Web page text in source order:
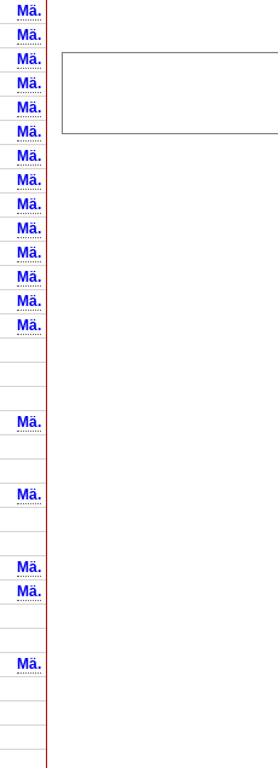
Mä.
Mä.
Mä.
Mä.
Mä.
Mä.
Mä.
Mä.
Mä.
Mä.
Mä.
Mä.
Mä.
Mä.
Mä.
Mä.
Mä.
Mä.
Mä.